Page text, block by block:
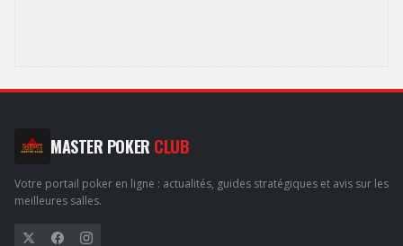
MASTER POKER CLUB
Votre portail poker en ligne : actualités, guides stratégiques et avis sur les
meilleures salles.